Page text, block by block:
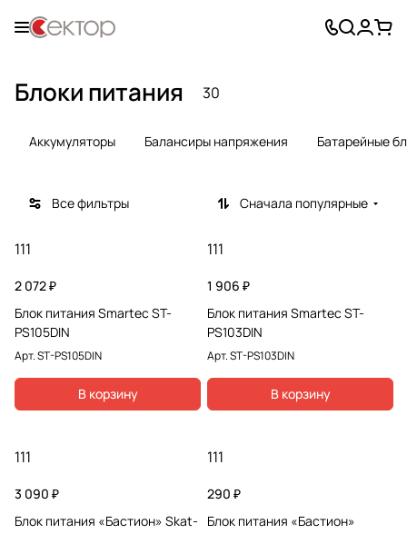
Блоки питания 30
Аккумуляторы Балансиры напряжения Батарейные
Все фильтры Сначала популярные
111
2 072 ₽
Блок питания Smartec ST-
PS105DIN
Арт.ST-PS105DIN
В корзину
111
1 906 ₽
Блок питания Smartec ST-
PS103DIN
Арт.ST-PS103DIN
В корзину
111
3 090 ₽
Блок питания «Бастион» Skat-
111
290 ₽
Блок питания «Бастион»